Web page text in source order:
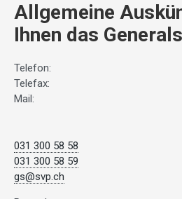
Allgemeine
Ihnen das
Telefon:
Telefax:
Mail:
031 300 58 58
031 300 58 59
gs@svp.ch